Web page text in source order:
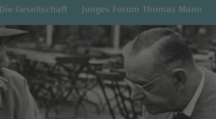
Die Gesellschaft Junges Forum Thomas Mann